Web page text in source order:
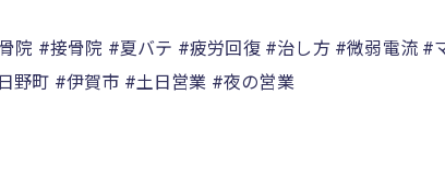
院 #接骨院 #夏バテ #疲労回復 #治し方 #微弱電流
野町 #伊賀市 #土日営業 #夜の営業